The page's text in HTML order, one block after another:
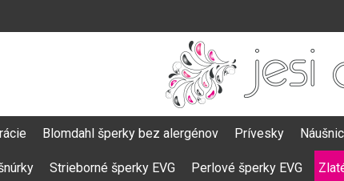
Blomdahl šperky bez alergénov Prívesky
Strieborné šperky EVG Perlové šperky EVG